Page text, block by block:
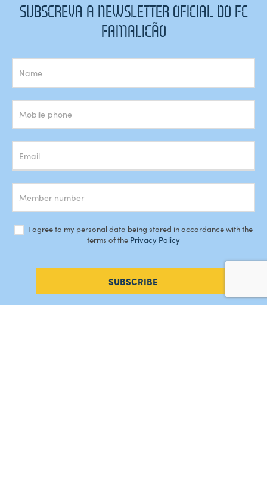
SUBSCREVA A NEWSLETTER OFICIAL DO FC
FAMALICÃO
Subscrição
Newsletter
I agree to my personal data being stored in accordance with the
terms of the Privacy Policy
SUBSCRIBE